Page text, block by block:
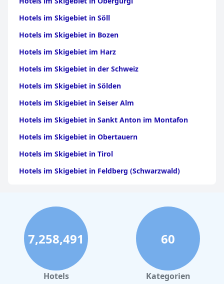
Hotels im Skigebiet in Söll
Hotels im Skigebiet in Bozen
Hotels im Skigebiet im Harz
Hotels im Skigebiet in der Schweiz
Hotels im Skigebiet in Sölden
Hotels im Skigebiet in Seiser Alm
Hotels im Skigebiet in Sankt Anton im Montafon
Hotels im Skigebiet in Obertauern
Hotels im Skigebiet in Tirol
Hotels im Skigebiet in Feldberg (Schwarzwald)
7,258,491
Hotels
60
Kategorien